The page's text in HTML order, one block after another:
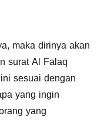
maka dirinya akan
surat Al Falaq
sesuai dengan
yang ingin
yang